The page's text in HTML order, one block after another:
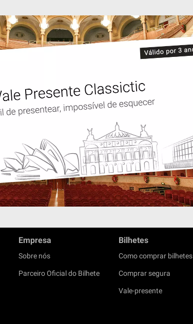
Empresa
Sobre nós
Parceiro Oficial do Bilhete
Bilhetes
Como comprar bilhetes
Comprar segura
Vale-presente